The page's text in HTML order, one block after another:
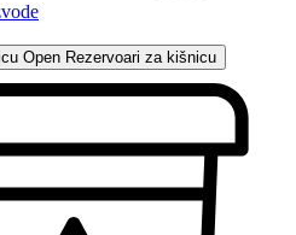
Open Rezervoari za kišnicu